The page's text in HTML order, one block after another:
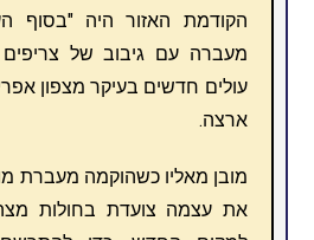
הקודמת האזור היה "בסוף
מעברה עם גיבוב של צריפים
עולים חדשים בעיקר מצפון
ארצה.
מובן מאליו כשהוקמה מעברת
את עצמה צועדת בחולות